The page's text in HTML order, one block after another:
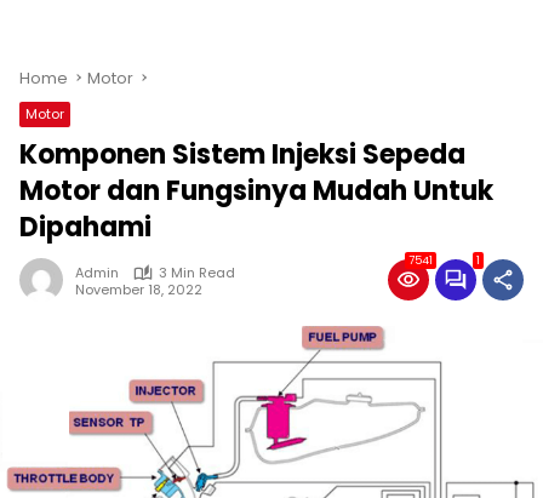
Home Motor
Motor
Komponen Sistem Injeksi Sepeda
Motor dan Fungsinya Mudah Untuk
Dipahami
Admin
3 Min Read
November 18, 2022
7541 1